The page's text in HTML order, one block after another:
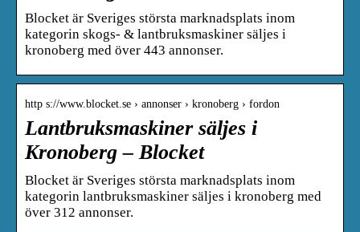
Blocket är Sveriges största marknadsplats inom
kategorin skogs- & lantbruksmaskiner säljes i
kronoberg med över 443 annonser.
http s://www.blocket.se › annonser › kronoberg › fordon
Lantbruksmaskiner säljes i
Kronoberg – Blocket
Blocket är Sveriges största marknadsplats inom
kategorin lantbruksmaskiner säljes i kronoberg med
över 312 annonser.